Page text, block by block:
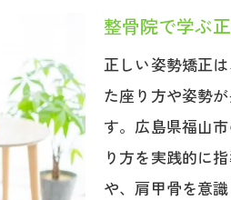
女性にもおすすめの整
整骨院で受けられる腰
整体との違いを知る整
福山市の整骨院で腰痛対策の
整骨院で学ぶ腰痛対策
整骨院で学ぶ
正しい姿勢矯正
た座り方や姿勢
す。広島県福山
り方を実践的に
や、肩甲骨を意